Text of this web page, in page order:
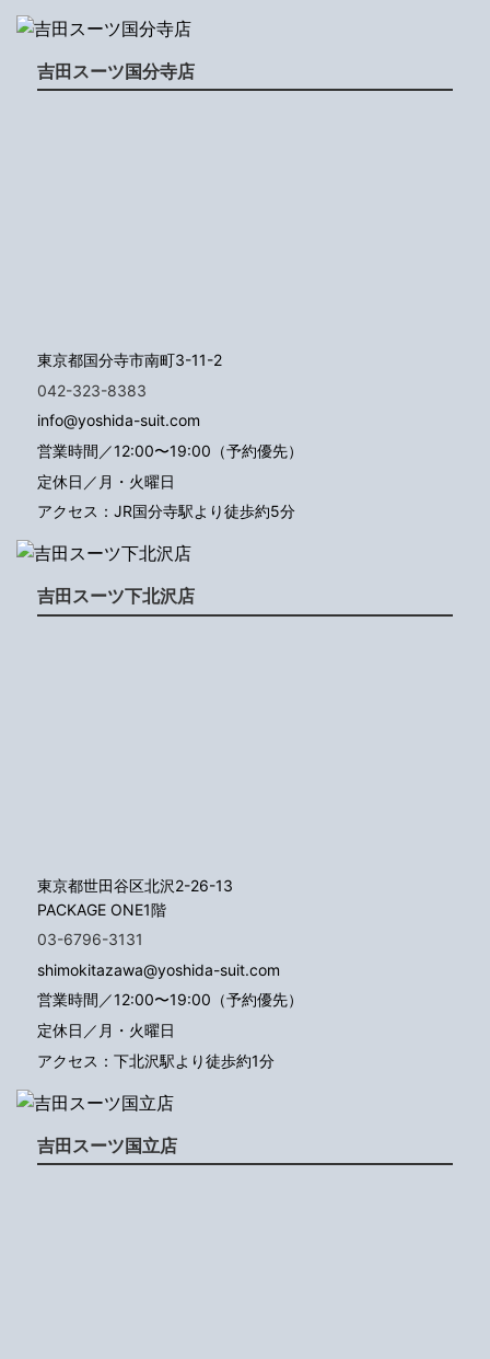
吉田スーツ国分寺店
東京都国分寺市南町3-11-2
042-323-8383
info@yoshida-suit.com
営業時間／12:00〜19:00（予約優先）
定休日／月・火曜日
アクセス：JR国分寺駅より徒歩約5分
吉田スーツ下北沢店
東京都世田谷区北沢2-26-13
PACKAGE ONE1階
03-6796-3131
shimokitazawa@yoshida-suit.com
営業時間／12:00〜19:00（予約優先）
定休日／月・火曜日
アクセス：下北沢駅より徒歩約1分
吉田スーツ国立店